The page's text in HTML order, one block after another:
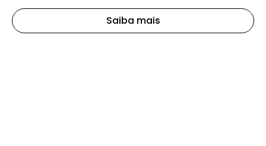
Saiba mais